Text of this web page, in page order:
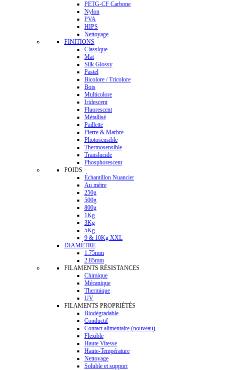
PETG-CF Carbone
Nylon
PVA
HIPS
Nettoyage
FINITIONS
Classique
Mat
Silk Glossy
Pastel
Bicolore / Tricolore
Bois
Multicolore
Iridescent
Fluorescent
Métallisé
Paillette
Pierre & Marbre
Photosensible
Thermosensible
Translucide
Phosphorescent
POIDS
Échantillon Nuancier
Au mètre
250g
500g
800g
1Kg
3Kg
5Kg
9 & 10Kg XXL
DIAMÈTRE
1.75mm
2.85mm
FILAMENTS RÉSISTANCES
Chimique
Mécanique
Thermique
UV
FILAMENTS PROPRIÉTÉS
Biodégradable
Conductif
Contact alimentaire (nouveau)
Flexible
Haute Vitesse
Haute-Température
Nettoyage
Soluble et support